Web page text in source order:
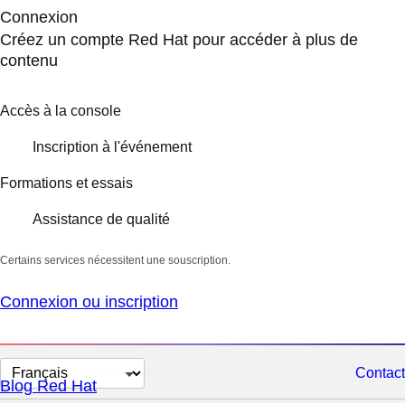
Connexion
Créez un compte Red Hat pour accéder à plus de
contenu
Accès à la console
Inscription à l'événement
Formations et essais
Assistance de qualité
Certains services nécessitent une souscription.
Connexion ou inscription
Changer
la
Contact
Blog Red Hat